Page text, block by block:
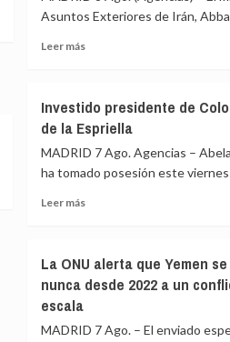
costas
Irán
y
una
Teherán
el
de
fondos
Asuntos Exteriores de Irán,
Leer másLeer
reivindica
la
capacidad
de
Irán
la
unidad
a
Investido presidente de
de la Espriella
MADRID 7 Ago. Agencias –
ha tomado posesión este viernes
Leer másLeer
presidente
de
de
La ONU alerta que Yemen
nunca desde 2022 a un
escala
MADRID 7 Ago. – El enviado